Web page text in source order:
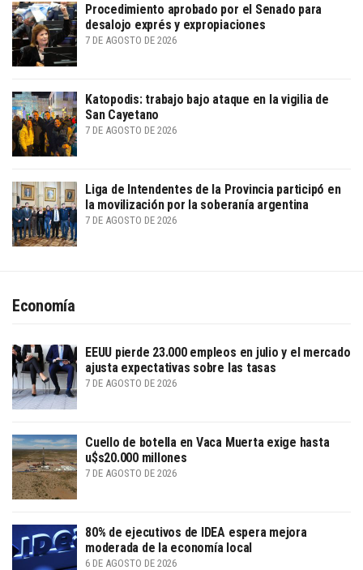
Procedimiento aprobado por el Senado para
desalojo exprés y expropiaciones
7 DE AGOSTO DE 2026
Katopodis: trabajo bajo ataque en la vigilia de
San Cayetano
7 DE AGOSTO DE 2026
Liga de Intendentes de la Provincia participó en
la movilización por la soberanía argentina
7 DE AGOSTO DE 2026
Economía
EEUU pierde 23.000 empleos en julio y el mercado
ajusta expectativas sobre las tasas
7 DE AGOSTO DE 2026
Cuello de botella en Vaca Muerta exige hasta
u$s20.000 millones
7 DE AGOSTO DE 2026
80% de ejecutivos de IDEA espera mejora
moderada de la economía local
6 DE AGOSTO DE 2026